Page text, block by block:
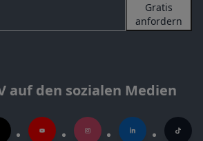
Gratis
anfordern
auf den sozialen Medien